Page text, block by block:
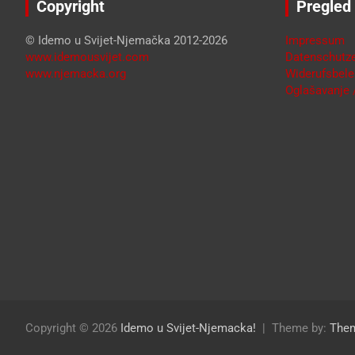
Copyright
© Idemo u Svijet-Njemačka 2012-2026
www.idemousvijet.com
www.njemacka.org
Pregled
Impressum
Copyright © 2026 Idemo u Svijet-Njemacka! Theme by: